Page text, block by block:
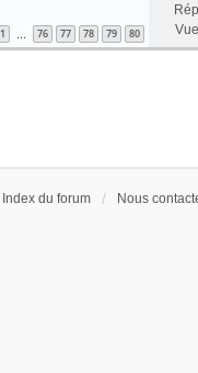
1 76 77 78 79 80
Index du forum Nous